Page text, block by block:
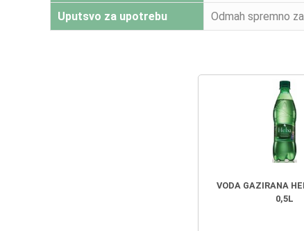
Uputsvo za upotrebu Odmah spremno
VODA GAZIRANA
0,5L